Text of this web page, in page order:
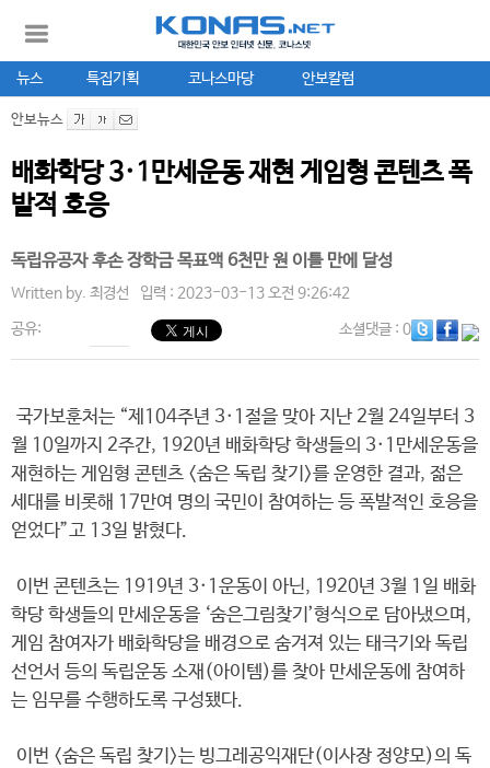
뉴스 특집기획 코나스마당 안보칼럼
안보뉴스
배화학당 3·1만세운동 재현 게임형 콘텐츠 폭
발적 호응
독립유공자 후손 장학금 목표액 6천만 원 이틀 만에 달성
Written by. 최경선 입력 : 2023-03-13 오전 9:26:42
공유: 소셜댓글: 0
국가보훈처는 “제104주년 3·1절을 맞아 지난 2월 24일부터 3
월 10일까지 2주간, 1920년 배화학당 학생들의 3·1만세운동을
재현하는 게임형 콘텐츠 <숨은 독립 찾기>를 운영한 결과, 젊은
세대를 비롯해 17만여 명의 국민이 참여하는 등 폭발적인 호응을
얻었다”고 13일 밝혔다.
이번 콘텐츠는 1919년 3·1운동이 아닌, 1920년 3월 1일 배화
학당 학생들의 만세운동을 ‘숨은그림찾기’형식으로 담아냈으며,
게임 참여자가 배화학당을 배경으로 숨겨져 있는 태극기와 독립
선언서 등의 독립운동 소재(아이템)를 찾아 만세운동에 참여하
는 임무를 수행하도록 구성됐다.
이번 <숨은 독립 찾기>는 빙그레공익재단(이사장 정양모)의 독